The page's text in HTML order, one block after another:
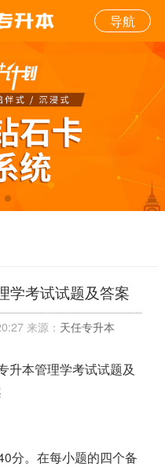
导航
学考试试题及答案
来源： 天任专升本
升本管理学考试试题及
分。在每小题的四个备